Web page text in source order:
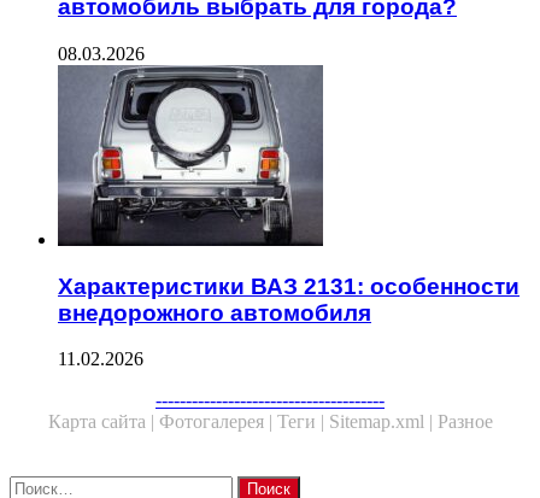
автомобиль выбрать для города?
08.03.2026
Характеристики ВАЗ 2131: особенности
внедорожного автомобиля
11.02.2026
--------------------------------------
Карта сайта | Фотогалерея | Теги | Sitemap.xml | Разное
Close
Найти: